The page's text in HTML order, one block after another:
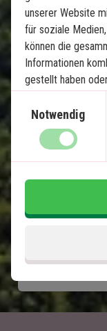
Khao
5 Nächte in
2 Nächte
5 Nächte
Schnorcheln
Bungalow
unserer Website
für soziale
können die
Informationen
gestellt haben
Notwendig